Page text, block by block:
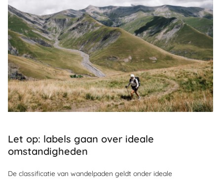
Let op: labels gaan over ideale
omstandigheden
De classificatie van wandelpaden geldt onder ideale